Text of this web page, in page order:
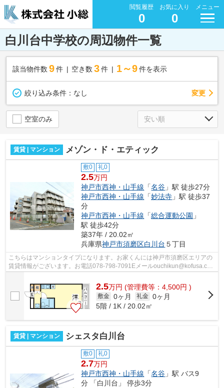
閲覧履歴
0
お気に入り
0
メニュー
白川台中学校の周辺物件一覧
該当物件数 9件 空き数 3 件 1～9 件を表示
絞り込み条件： なし 変更
空室のみ
賃貸 | マンション メゾン・ド・エティック
敷0 礼0
2.5万円
神戸市西神・山手線 「名谷 」駅 徒歩27分
神戸市西神・山手線 「妙法寺 」駅 徒歩37
分
神戸市西神・山手線 「総合運動公園 」
駅 徒歩42分
築37年 / 20.02㎡
兵庫県神戸市須磨区白川台 ５丁目
こちらはマンションタイプになります。お家くんには神戸市須磨区エリアの
賃貸情報がございます。お電話078-798-7091Eメールouchikun@kofusa.com
2.5万円 (管理費等：4,500円 )
敷金 0ヶ月 礼金 0ヶ月
5階 / 1K / 20.02㎡
賃貸 | マンション シェスタ白川台
敷0 礼0
2.7万円
神戸市西神・山手線 「名谷 」駅 バス9
分 「白川台」 停歩3分